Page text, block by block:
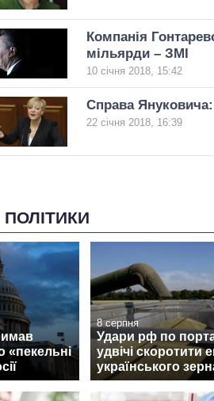
Компанія
мільярди – ЗМІ
10 січня 2018, 15:42
Справа
22 січня 2018, 16:39
«пекельні
8 серпня
Удари рф по
удвічі скоротити
українського